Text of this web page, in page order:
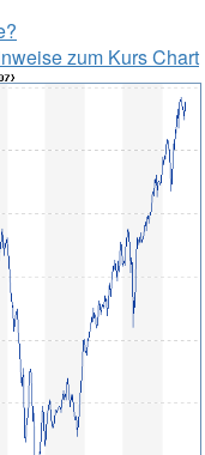
zum Kurs Chart